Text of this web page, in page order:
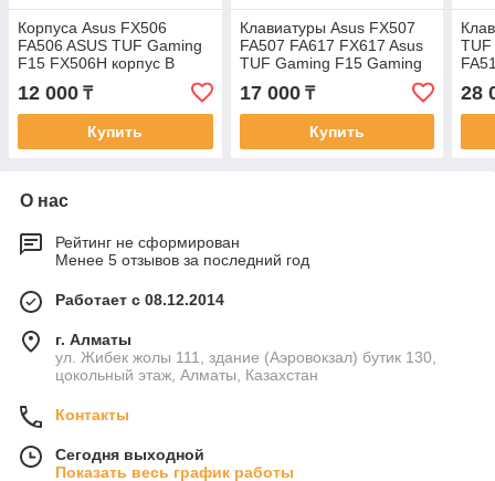
Корпуса Asus FX506
FA506 ASUS TUF Gaming
F15 FX506H корпус B
часть рамка матрицы
12 000 ₸
Купить
Клавиатуры Asus FX507
FA507 FA617 FX617 Asus
TUF Gaming F15 Gaming
A16 FX517 FX707 FA707
клавиатура c EN/RU
17 000₸
Купить
TUF
28
О нас
Рейтинг не сформирован
Менее 5 отзывов за последний год
Работает с 08.12.2014
г. Алматы
ул. Жибек жолы 111, здание (Аэровокзал) бутик 130,
цокольный этаж, Алматы, Казахстан
Контакты
Сегодня выходной
Показать весь график работы